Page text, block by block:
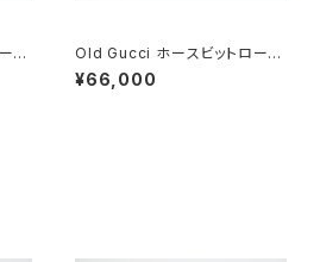
フ
Old Gucci ホースビットローフ
ァー 35C スエードDB
¥66,000